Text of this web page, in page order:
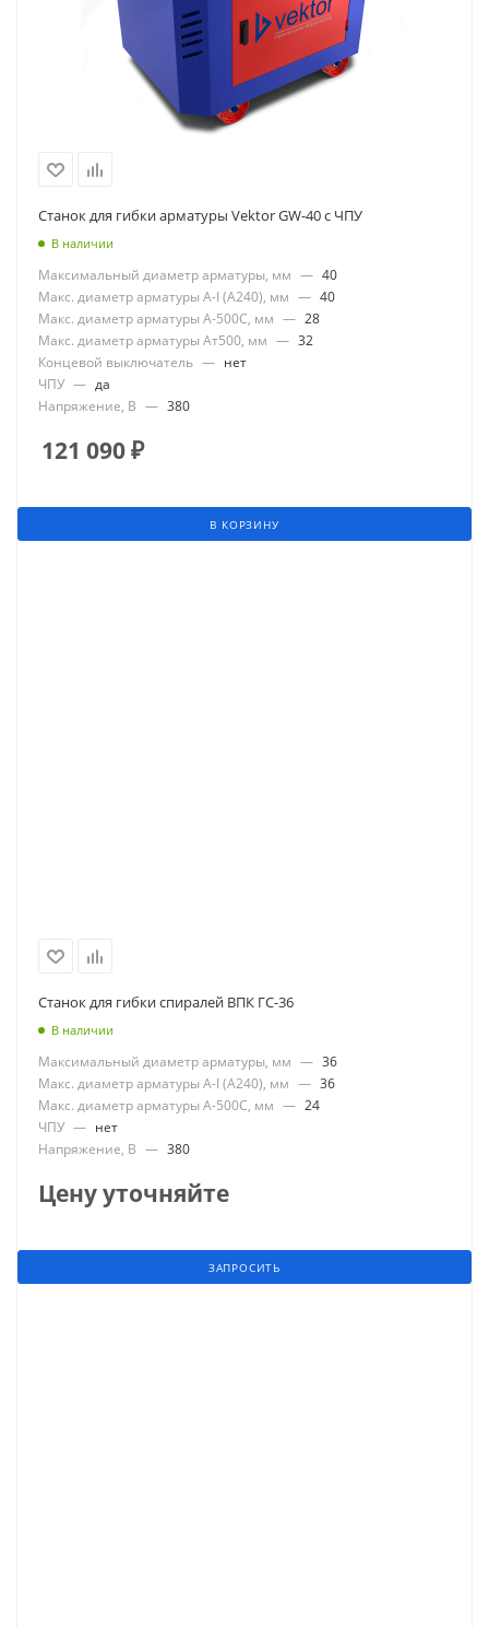
Станок для гибки арматуры Vektor GW-40 с ЧПУ
В наличии
Максимальный диаметр арматуры, мм — 40
Макс. диаметр арматуры А-I (А240), мм — 40
Макс. диаметр арматуры А-500С, мм — 28
Макс. диаметр арматуры Ат500, мм — 32
Концевой выключатель — нет
ЧПУ — да
Напряжение, В — 380
121 090₽
В КОРЗИНУ
Станок для гибки спиралей ВПК ГС-36
В наличии
Максимальный диаметр арматуры, мм — 36
Макс. диаметр арматуры А-I (А240), мм — 36
Макс. диаметр арматуры А-500С, мм — 24
ЧПУ — нет
Напряжение, В — 380
Цену уточняйте
ЗАПРОСИТЬ